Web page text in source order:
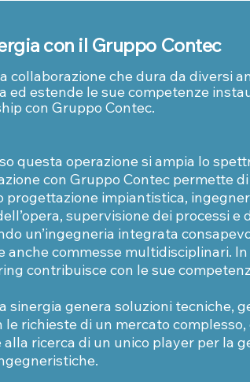
con il Gruppo Contec
collaborazione che dura da diversi
ed estende le sue competenze
con Gruppo Contec.
questa operazione si ampia lo
con Gruppo Contec permette
progettazione impiantistica,
supervisione dei processi e
un’ingegneria integrata
anche commesse multidisciplinari.
contribuisce con le sue
sinergia genera soluzioni tecniche,
le richieste di un mercato
alla ricerca di un unico player per la